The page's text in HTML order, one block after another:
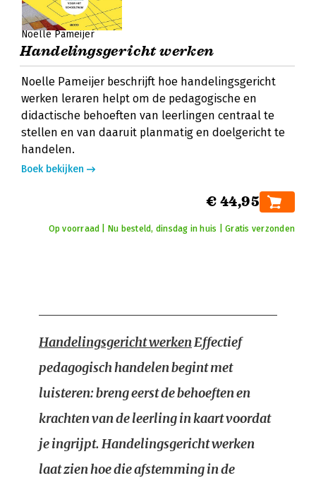
Noelle Pameijer
Handelingsgericht werken
Noelle Pameijer beschrijft hoe handelingsgericht
werken leraren helpt om de pedagogische en
didactische behoeften van leerlingen centraal te
stellen en van daaruit planmatig en doelgericht te
handelen.
Boek bekijken
€ 44,95
Op voorraad | Nu besteld, dinsdag in huis | Gratis verzonden
Handelingsgericht werkenEffectief
pedagogisch handelen begint met
luisteren: breng eerst de behoeften en
krachten van de leerling in kaart voordat
je ingrijpt. Handelingsgericht werken
laat zien hoe die afstemming in de